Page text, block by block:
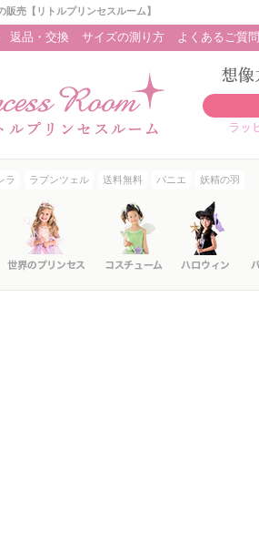
売【リトルプリンセスルーム】
返品・交換 サイズの測り方 よくあるご質問
ラ ラプンツェル 送料無料 パニエ 妖精の羽